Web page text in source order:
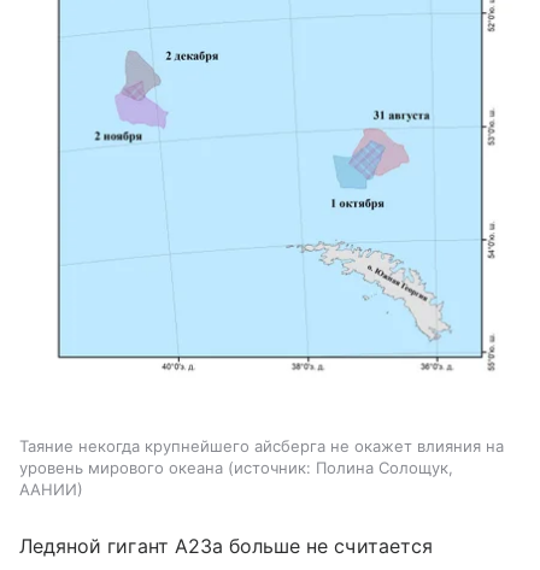
Таяние некогда крупнейшего айсберга не окажет влияния на
уровень мирового океана
источник: Полина Солощук,
ААНИИ
Ледяной гигант А23а больше не считается